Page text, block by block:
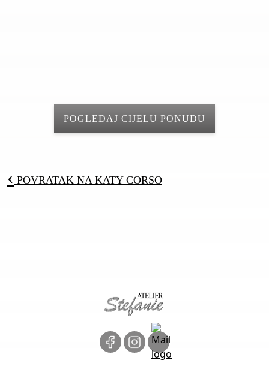
POGLEDAJ CIJELU PONUDU
‹ POVRATAK NA KATY CORSO